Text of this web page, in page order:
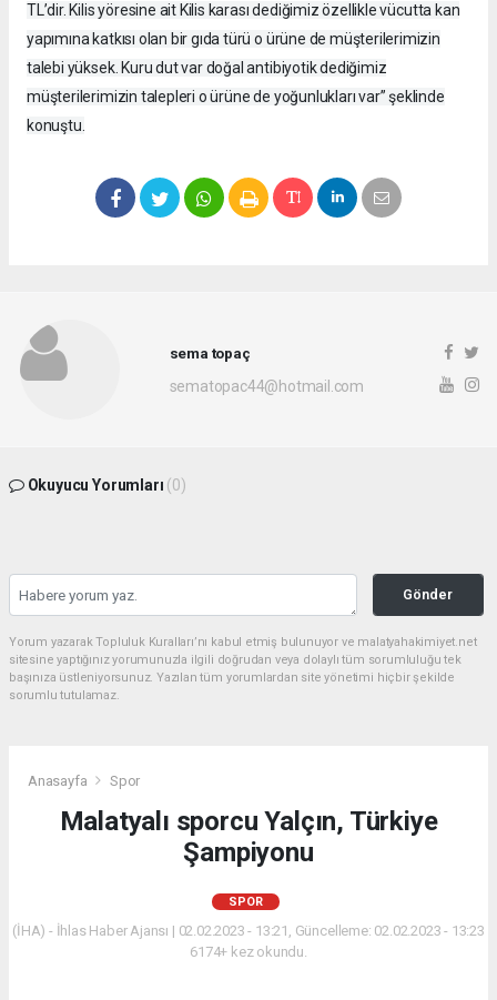
TL’dir. Kilis yöresine ait Kilis karası dediğimiz özellikle vücutta kan
yapımına katkısı olan bir gıda türü o ürüne de müşterilerimizin
talebi yüksek. Kuru dut var doğal antibiyotik dediğimiz
müşterilerimizin talepleri o ürüne de yoğunlukları var” şeklinde
konuştu.
sema topaç
sematopac44@hotmail.com
Okuyucu Yorumları (0)
Gönder
Yorum yazarak Topluluk Kuralları’nı kabul etmiş bulunuyor ve malatyahakimiyet.net
sitesine yaptığınız yorumunuzla ilgili doğrudan veya dolaylı tüm sorumluluğu tek
başınıza üstleniyorsunuz. Yazılan tüm yorumlardan site yönetimi hiçbir şekilde
sorumlu tutulamaz.
Anasayfa Spor
Malatyalı sporcu Yalçın, Türkiye
Şampiyonu
SPOR
(İHA) - İhlas Haber Ajansı | 02.02.2023 - 13:21, Güncelleme: 02.02.2023 - 13:23
6174+ kez okundu.